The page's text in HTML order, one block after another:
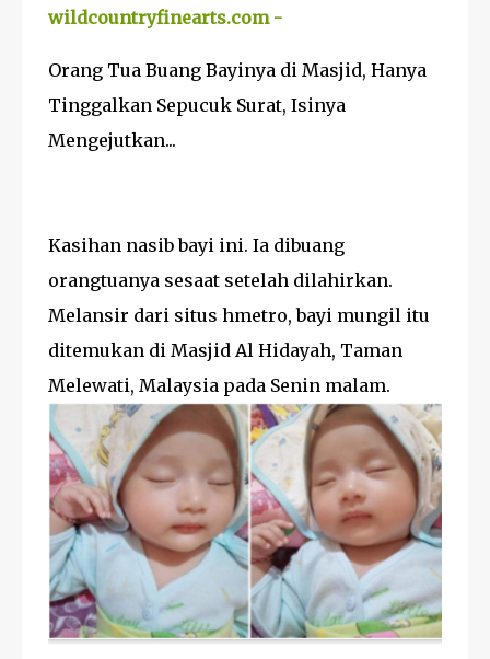
wildcountryfinearts.com -
Orang Tua Buang Bayinya di Masjid, Hanya
Tinggalkan Sepucuk Surat, Isinya
Mengejutkan...
Kasihan nasib bayi ini. Ia dibuang
orangtuanya sesaat setelah dilahirkan.
Melansir dari situs hmetro, bayi mungil itu
ditemukan di Masjid Al Hidayah, Taman
Melewati, Malaysia pada Senin malam.